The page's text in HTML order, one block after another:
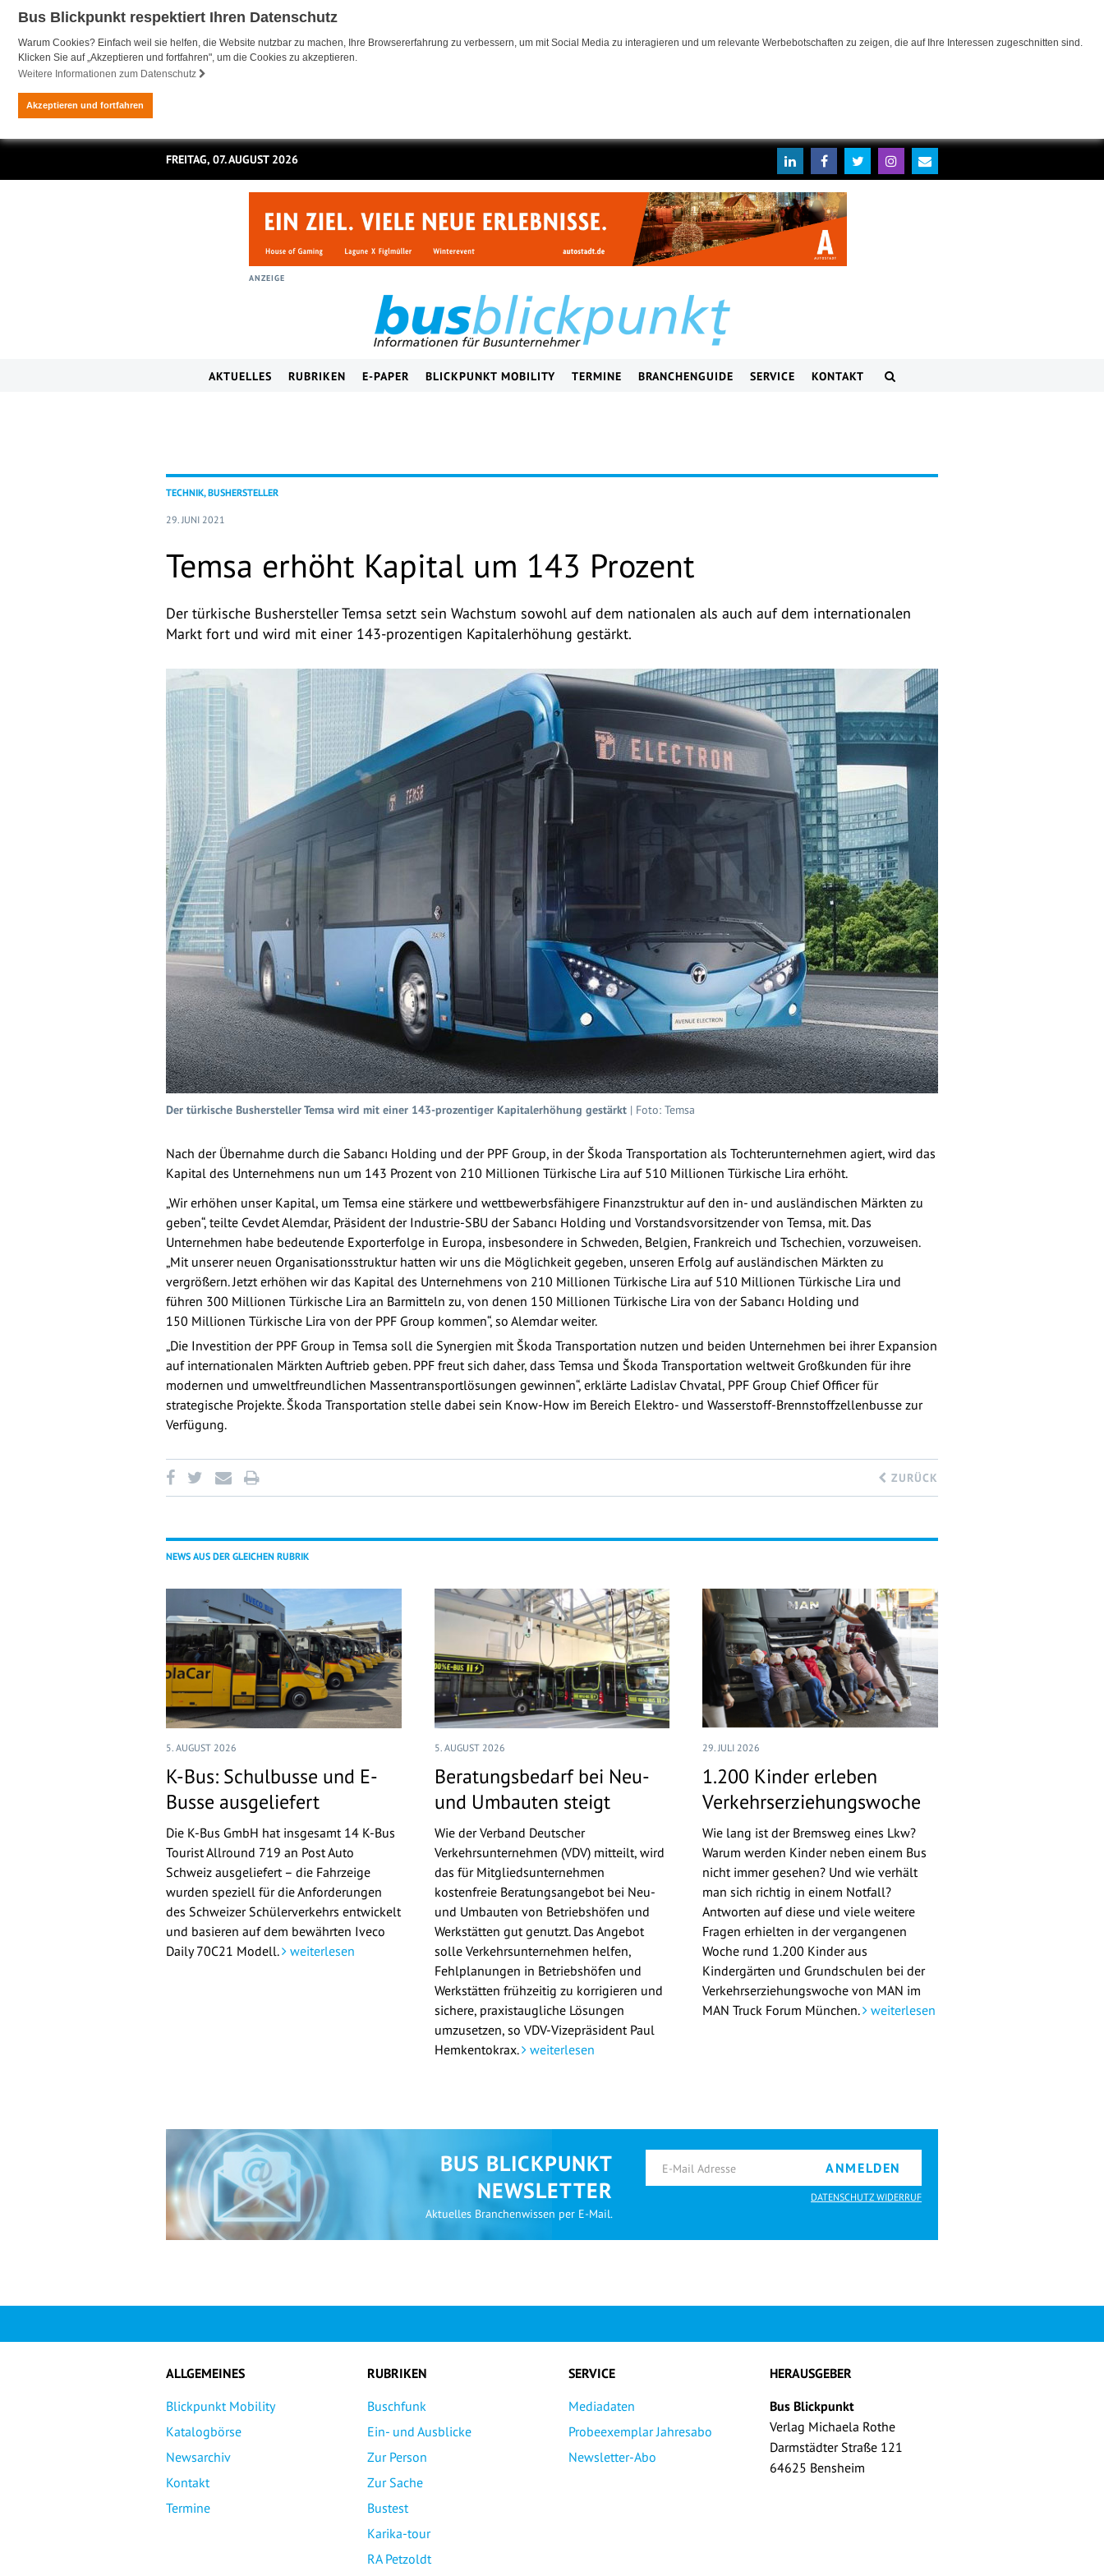
Bus Blickpunkt respektiert Ihren Datenschutz
Warum Cookies? Einfach weil sie helfen, die Website nutzbar zu machen, Ihre Browsererfahrung zu verbessern, um mit Social Media zu interagieren und um relevante Werbebotschaften zu zeigen, die auf Ihre Interessen zugeschnitten sind.
Klicken Sie auf „Akzeptieren und fortfahren", um die Cookies zu akzeptieren.
Weitere Informationen zum Datenschutz
Akzeptieren und fortfahren
FREITAG, 07. AUGUST 2026
ANZEIGE
AKTUELLES RUBRIKEN E-PAPER BLICKPUNKT MOBILITY TERMINE BRANCHENGUIDE SERVICE KONTAKT
TECHNIK, BUSHERSTELLER
29. JUNI 2021
Temsa erhöht Kapital um 143 Prozent
Der türkische Bushersteller Temsa setzt sein Wachstum sowohl auf dem nationalen als auch auf dem internationalen
Markt fort und wird mit einer 143-prozentigen Kapitalerhöhung gestärkt.
Der türkische Bushersteller Temsa wird mit einer 143-prozentiger Kapitalerhöhung gestärkt | Foto: Temsa
Nach der Übernahme durch die Sabancı Holding und der PPF Group, in der Škoda Transportation als Tochterunternehmen agiert, wird das
Kapital des Unternehmens nun um 143 Prozent von 210 Millionen Türkische Lira auf 510 Millionen Türkische Lira erhöht.
„Wir erhöhen unser Kapital, um Temsa eine stärkere und wettbewerbsfähigere Finanzstruktur auf den in- und ausländischen Märkten zu
geben“, teilte Cevdet Alemdar, Präsident der Industrie-SBU der Sabancı Holding und Vorstandsvorsitzender von Temsa, mit. Das
Unternehmen habe bedeutende Exporterfolge in Europa, insbesondere in Schweden, Belgien, Frankreich und Tschechien, vorzuweisen.
„Mit unserer neuen Organisationsstruktur hatten wir uns die Möglichkeit gegeben, unseren Erfolg auf ausländischen Märkten zu
vergrößern. Jetzt erhöhen wir das Kapital des Unternehmens von 210 Millionen Türkische Lira auf 510 Millionen Türkische Lira und
führen 300 Millionen Türkische Lira an Barmitteln zu, von denen 150 Millionen Türkische Lira von der Sabancı Holding und
150 Millionen Türkische Lira von der PPF Group kommen“, so Alemdar weiter.
„Die Investition der PPF Group in Temsa soll die Synergien mit Škoda Transportation nutzen und beiden Unternehmen bei ihrer Expansion
auf internationalen Märkten Auftrieb geben. PPF freut sich daher, dass Temsa und Škoda Transportation weltweit Großkunden für ihre
modernen und umweltfreundlichen Massentransportlösungen gewinnen“, erklärte Ladislav Chvatal, PPF Group Chief Officer für
strategische Projekte. Škoda Transportation stelle dabei sein Know-How im Bereich Elektro- und Wasserstoff-Brennstoffzellenbusse zur
Verfügung.
ZURÜCK
NEWS AUS DER GLEICHEN RUBRIK
5. AUGUST 2026
K-Bus: Schulbusse und E-
Busse ausgeliefert
Die K-Bus GmbH hat insgesamt 14 K-Bus
Tourist Allround 719 an Post Auto
Schweiz ausgeliefert – die Fahrzeige
wurden speziell für die Anforderungen
des Schweizer Schülerverkehrs entwickelt
und basieren auf dem bewährten Iveco
Daily 70C21 Modell.
weiterlesen
5. AUGUST 2026
Beratungsbedarf bei Neu-
und Umbauten steigt
Wie der Verband Deutscher
Verkehrsunternehmen (VDV) mitteilt, wird
das für Mitgliedsunternehmen
kostenfreie Beratungsangebot bei Neu-
und Umbauten von Betriebshöfen und
Werkstätten gut genutzt. Das Angebot
solle Verkehrsunternehmen helfen,
Fehlplanungen in Betriebshöfen und
Werkstätten frühzeitig zu korrigieren und
sichere, praxistaugliche Lösungen
umzusetzen, so VDV-Vizepräsident Paul
Hemkentokrax. weiterlesen
29. JULI 2026
1.200 Kinder erleben
Verkehrserziehungswoche
Wie lang ist der Bremsweg eines Lkw?
Warum werden Kinder neben einem Bus
nicht immer gesehen? Und wie verhält
man sich richtig in einem Notfall?
Antworten auf diese und viele weitere
Fragen erhielten in der vergangenen
Woche rund 1.200 Kinder aus
Kindergärten und Grundschulen bei der
Verkehrserziehungswoche von MAN im
MAN Truck Forum München. weiterlesen
BUS BLICKPUNKT
NEWSLETTER
Aktuelles Branchenwissen per E-Mail.
ANMELDEN
DATENSCHUTZ WIDERRUF
ALLGEMEINES
Blickpunkt Mobility
Katalogbörse
Newsarchiv
Kontakt
Termine
RUBRIKEN
Buschfunk
Ein- und Ausblicke
Zur Person
Zur Sache
Bustest
Karika-tour
RA Petzoldt
SERVICE
Mediadaten
Probeexemplar Jahresabo
Newsletter-Abo
HERAUSGEBER
Bus Blickpunkt
Verlag Michaela Rothe
Darmstädter Straße 121
64625 Bensheim